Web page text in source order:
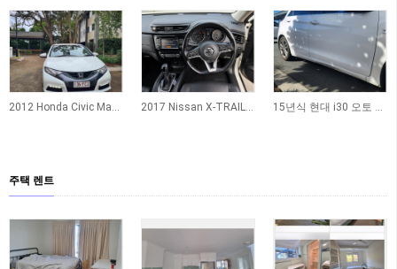
2012 Honda Civic Manual 팝니다! 2017 Nissan X-TRAIL ST-L 판매합니다 15년식 현대 i30 오토 풀옵션 (16만km / RWC완료 / 풀 로그북 / $10,30…
주택 렌트